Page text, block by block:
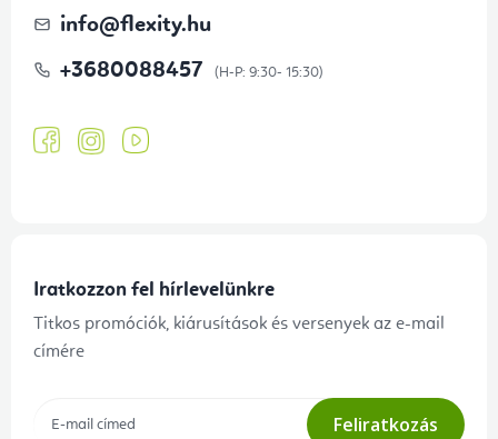
info@flexity.hu
+3680088457
Iratkozzon fel hírlevelünkre
Titkos promóciók, kiárusítások és versenyek az e-mail
címére
Feliratkozás